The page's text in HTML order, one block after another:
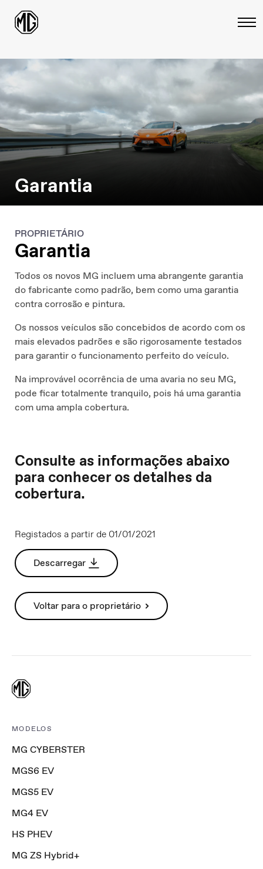
Garantia
PROPRIETÁRIO
Garantia
Todos os novos MG incluem uma abrangente garantia
do fabricante como padrão, bem como uma garantia
contra corrosão e pintura.
Os nossos veículos são concebidos de acordo com os
mais elevados padrões e são rigorosamente testados
para garantir o funcionamento perfeito do veículo.
Na improvável ocorrência de uma avaria no seu MG,
pode ficar totalmente tranquilo, pois há uma garantia
com uma ampla cobertura.
Consulte as informações abaixo
para conhecer os detalhes da
cobertura.
Registados a partir de 01/01/2021
Descarregar
Voltar para o proprietário
MODELOS
MG CYBERSTER
MGS6 EV
MGS5 EV
MG4 EV
HS PHEV
MG ZS Hybrid+